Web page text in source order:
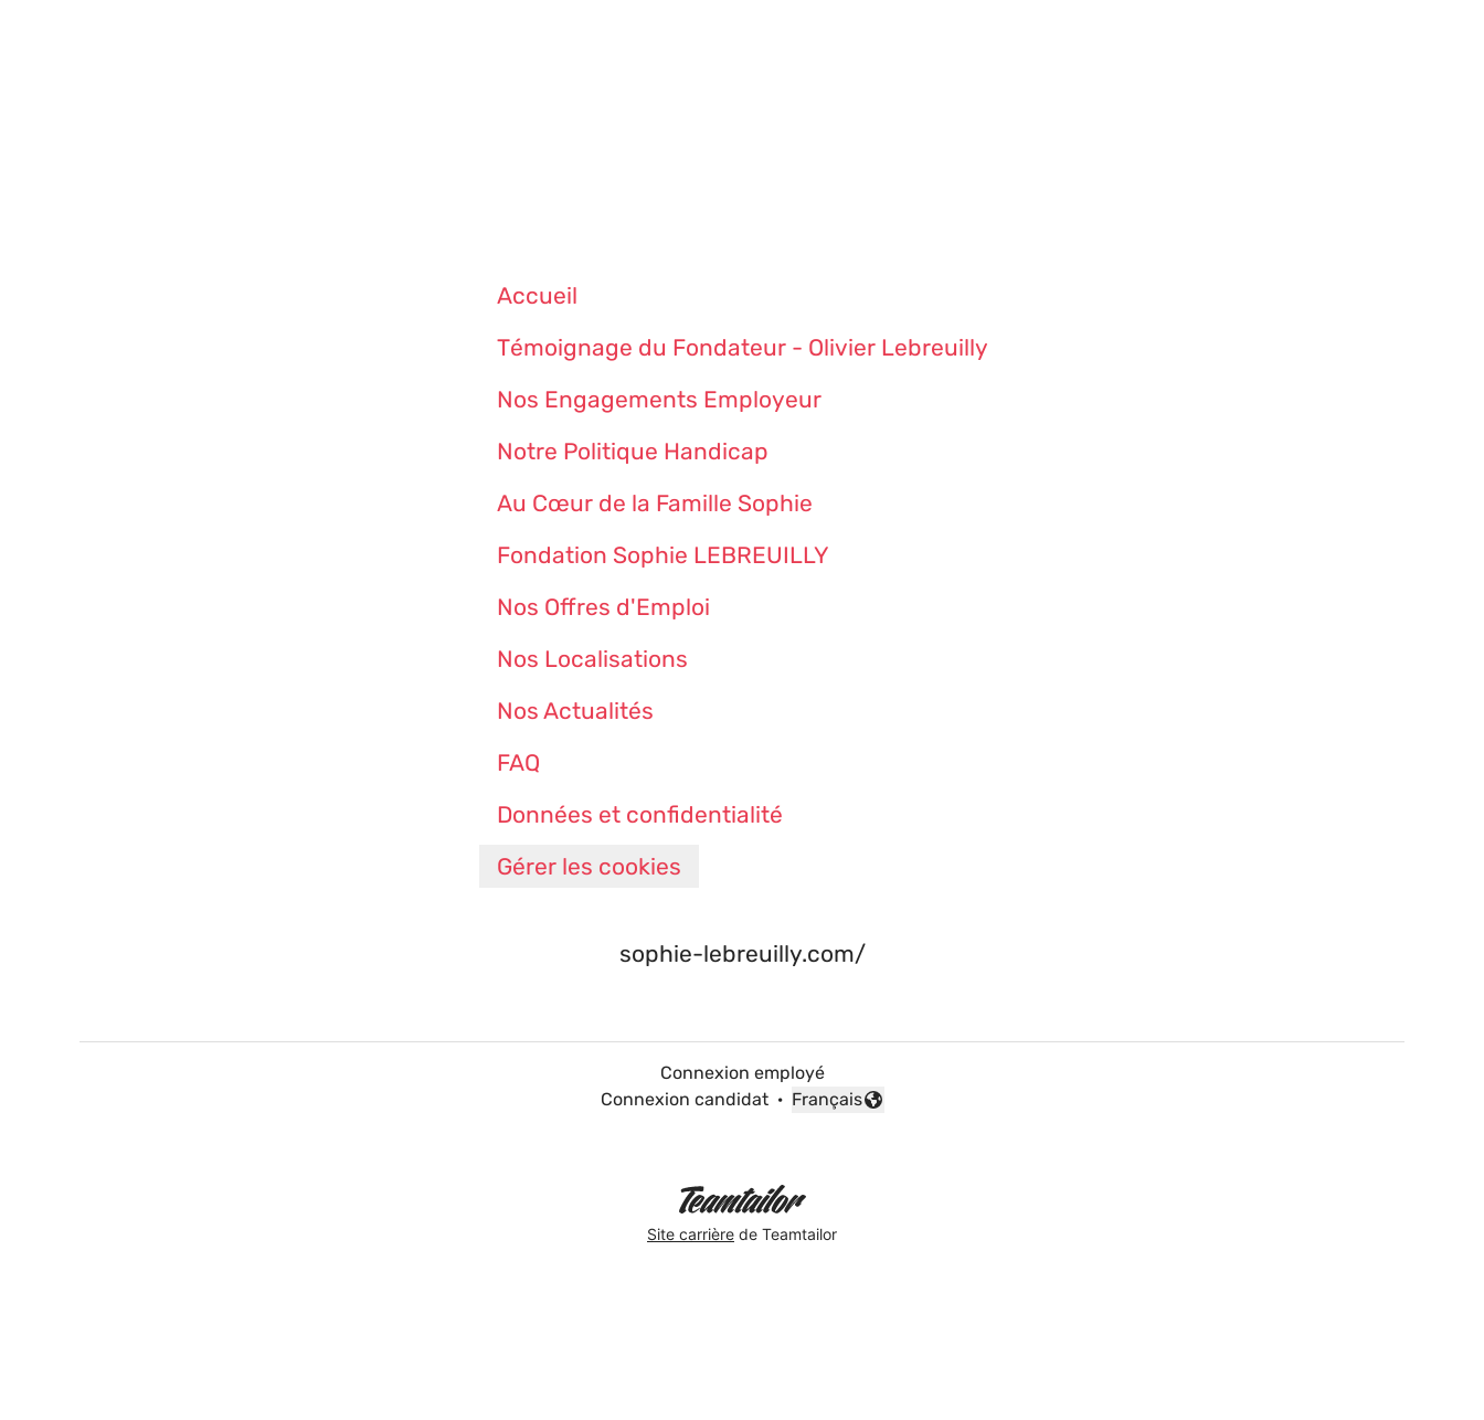
Accueil
Témoignage du Fondateur - Olivier Lebreuilly
Nos Engagements Employeur
Notre Politique Handicap
Au Cœur de la Famille Sophie
Fondation Sophie LEBREUILLY
Nos Offres d'Emploi
Nos Localisations
Nos Actualités
FAQ
Données et confidentialité
Gérer les cookies
sophie-lebreuilly.com/
Connexion employé
Connexion candidat ·
Changer la langue
Français
Site carrière de Teamtailor